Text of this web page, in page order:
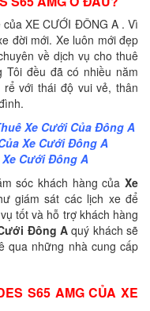
XE CƯỚI ĐÔNG A . Vì
đời mới. Xe luôn mới đẹp
về dịch vụ cho thuê
đều đã có nhiều năm
với thái độ vui vẻ, thân
Xe Cưới Của Đông A
Xe Cưới Đông A
Cưới Đông A
sóc khách hàng của Xe
giám sát các lịch xe để
tốt và hỗ trợ khách hàng
Đông Aquý khách sẽ
qua những nhà cung cấp
S65 AMG CỦA XE